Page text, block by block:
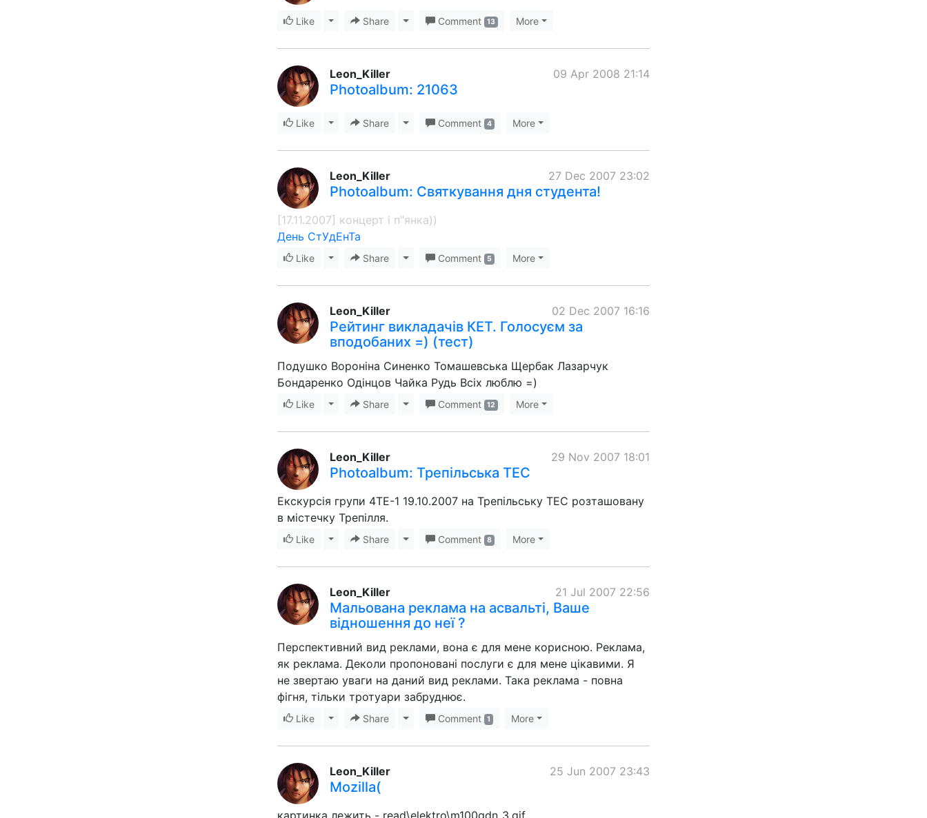
Like Toggle Dropdown
Share Toggle Dropdown
Comment 13 More
09 Apr 2008 21:14
Leon_Killer
Photoalbum: 21063
Like Toggle Dropdown
Share Toggle Dropdown
Comment 4 More
27 Dec 2007 23:02
Leon_Killer
Photoalbum: Святкування дня студента!
[17.11.2007] концерт і п"янка))
День СтУдЕнТа
Like Toggle Dropdown
Share Toggle Dropdown
Comment 5 More
02 Dec 2007 16:16
Leon_Killer
Рейтинг викладачів КЕТ. Голосуєм за
вподобаних =) (тест)
Подушко Вороніна Синенко Томашевська Щербак Лазарчук
Бондаренко Одінцов Чайка Рудь Всіх люблю =)
Like Toggle Dropdown
Share Toggle Dropdown
Comment 12 More
29 Nov 2007 18:01
Leon_Killer
Photoalbum: Трепільська ТЕС
Екскурсія групи 4ТЕ-1 19.10.2007 на Трепільську ТЕС розташовану
в містечку Трепілля.
Like Toggle Dropdown
Share Toggle Dropdown
Comment 8 More
21 Jul 2007 22:56
Leon_Killer
Мальована реклама на асвальті, Ваше
відношення до неї ?
Перспективний вид реклами, вона є для мене корисною. Реклама,
як реклама. Деколи пропоновані послуги є для мене цікавими. Я
не звертаю уваги на даний вид реклами. Така реклама - повна
фігня, тільки тротуари забруднює.
Like Toggle Dropdown
Share Toggle Dropdown
Comment 1 More
25 Jun 2007 23:43
Leon_Killer
Mozilla(
картинка лежить - read\elektro\m100gdn_3.gif